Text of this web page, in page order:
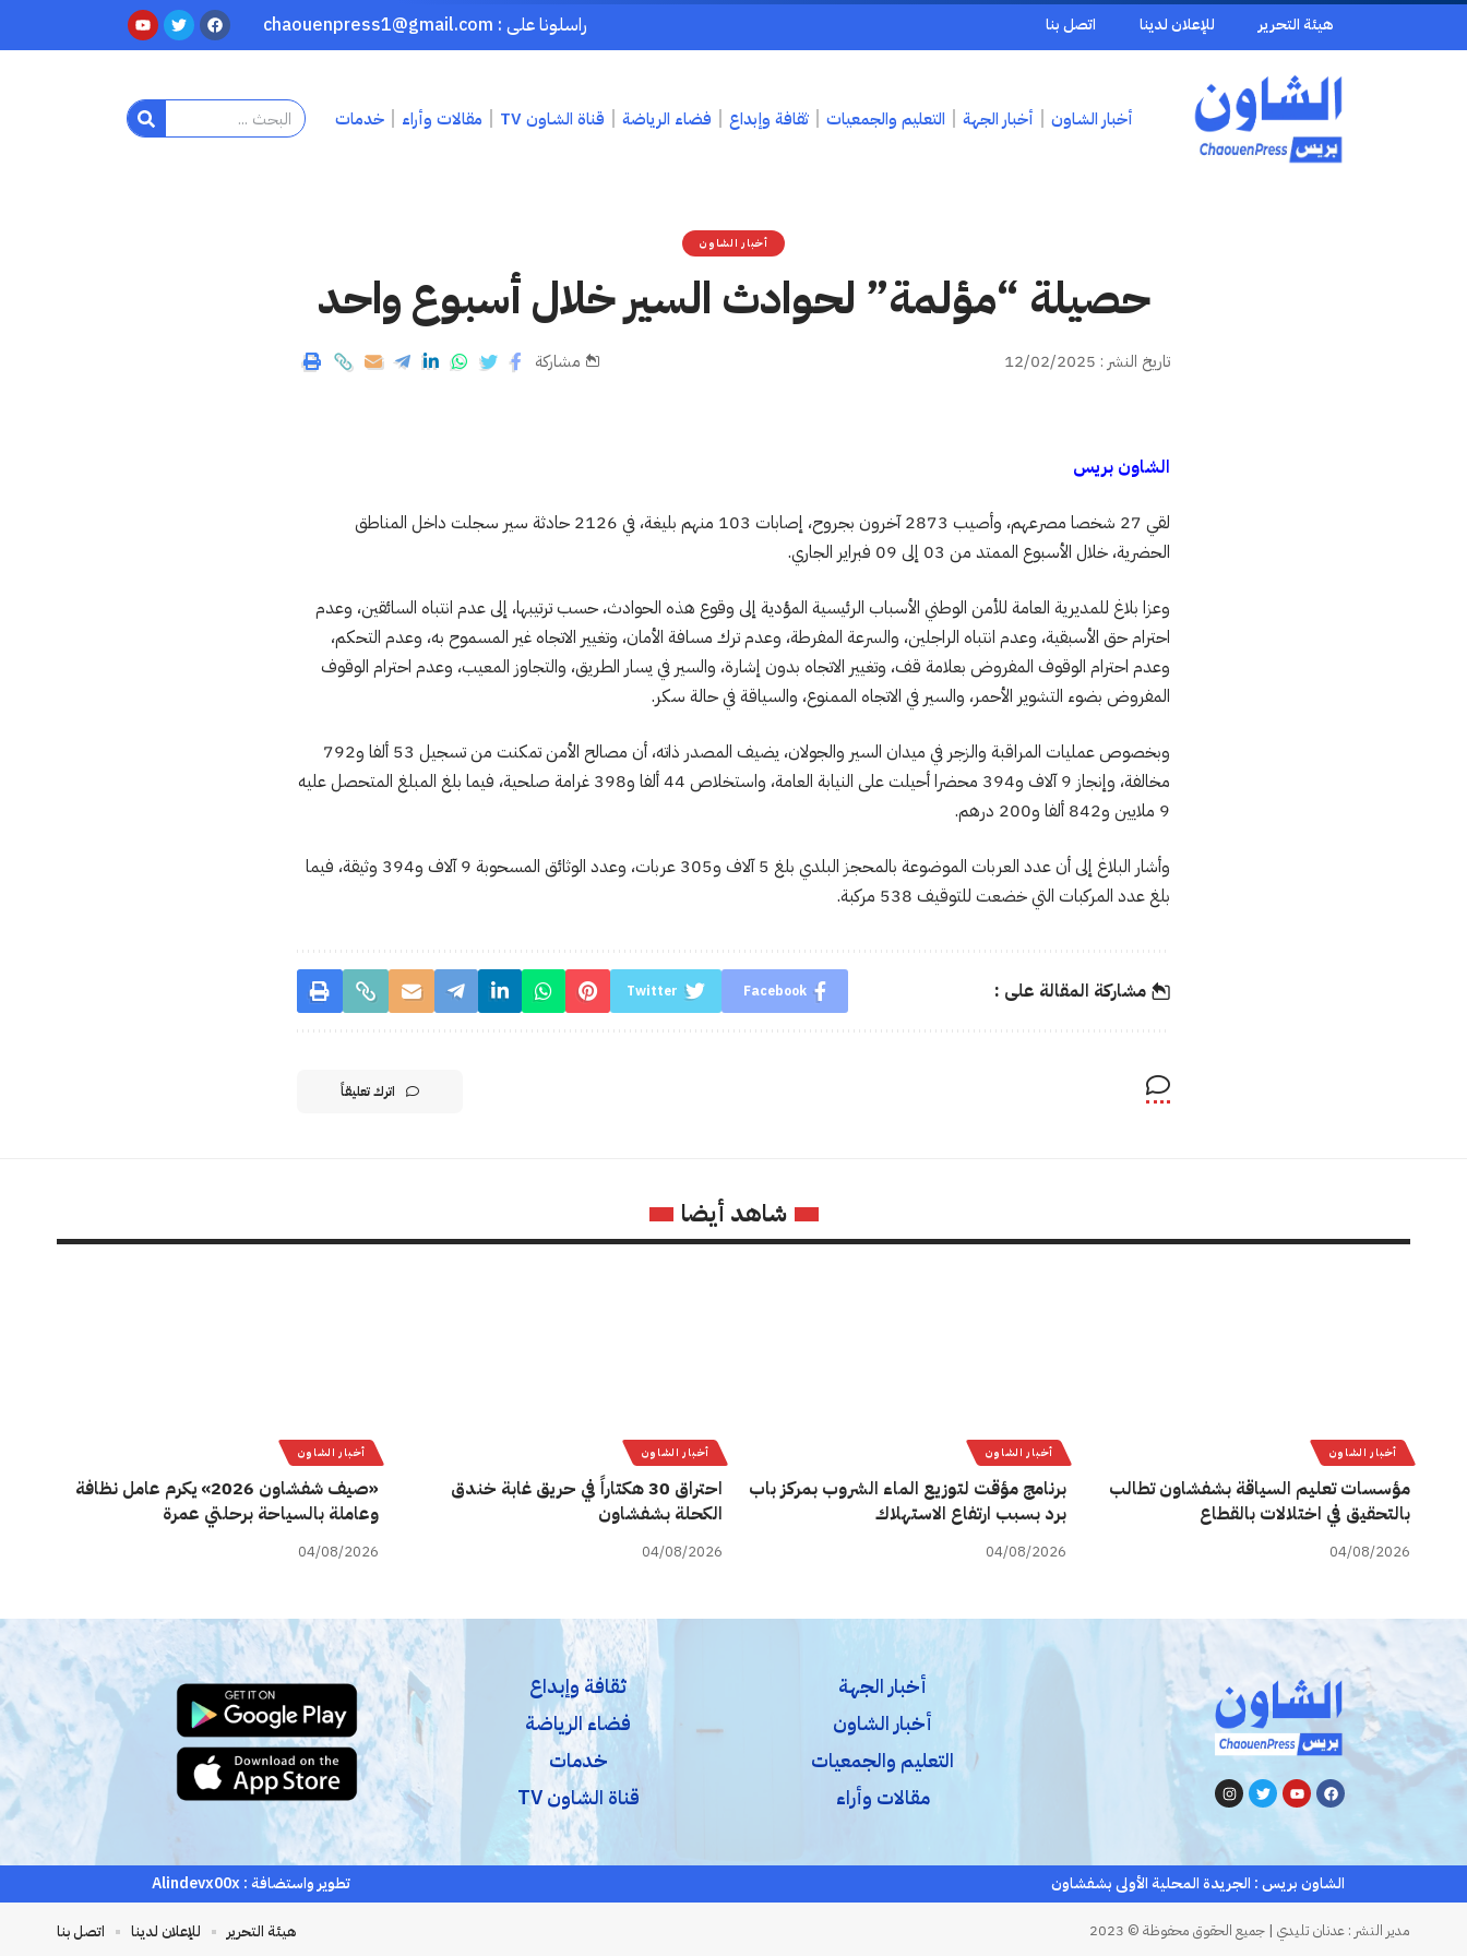
هيئة التحرير للإعلان لدينا اتصل بنا راسلونا على : chaouenpress1@gmail.com
أخبار الشاون أخبار الجهة التعليم والجمعيات ثقافة وإبداع فضاء الرياضة قناة الشاون TV مقالات وأراء خدمات
أخبار الشاون
حصيلة “مؤلمة” لحوادث السير خلال أسبوع واحد
تاريخ النشر : 12/02/2025 مشاركة
الشاون بريس
لقي 27 شخصا مصرعهم، وأصيب 2873 آخرون بجروح، إصابات 103 منهم بليغة، في 2126 حادثة سير سجلت داخل المناطق
الحضرية، خلال الأسبوع الممتد من 03 إلى 09 فبراير الجاري.
وعزا بلاغ للمديرية العامة للأمن الوطني الأسباب الرئيسية المؤدية إلى وقوع هذه الحوادث، حسب ترتيبها، إلى عدم انتباه السائقين، وعدم
احترام حق الأسبقية، وعدم انتباه الراجلين، والسرعة المفرطة، وعدم ترك مسافة الأمان، وتغيير الاتجاه غير المسموح به، وعدم التحكم،
وعدم احترام الوقوف المفروض بعلامة قف، وتغيير الاتجاه بدون إشارة، والسير في يسار الطريق، والتجاوز المعيب، وعدم احترام الوقوف
المفروض بضوء التشوير الأحمر، والسير في الاتجاه الممنوع، والسياقة في حالة سكر.
وبخصوص عمليات المراقبة والزجر في ميدان السير والجولان، يضيف المصدر ذاته، أن مصالح الأمن تمكنت من تسجيل 53 ألفا و792
مخالفة، وإنجاز 9 آلاف و394 محضرا أحيلت على النيابة العامة، واستخلاص 44 ألفا و398 غرامة صلحية، فيما بلغ المبلغ المتحصل عليه
9 ملايين و842 ألفا و200 درهم.
وأشار البلاغ إلى أن عدد العربات الموضوعة بالمحجز البلدي بلغ 5 آلاف و305 عربات، وعدد الوثائق المسحوبة 9 آلاف و394 وثيقة، فيما
بلغ عدد المركبات التي خضعت للتوقيف 538 مركبة.
مشاركة المقالة على : Facebook
Twitter
اترك تعليقاً
شاهد أيضا
أخبار الشاون
مؤسسات تعليم السياقة بشفشاون تطالب
بالتحقيق في اختلالات بالقطاع
04/08/2026
أخبار الشاون
برنامج مؤقت لتوزيع الماء الشروب بمركز باب
برد بسبب ارتفاع الاستهلاك
04/08/2026
أخبار الشاون
احتراق 30 هكتاراً في حريق غابة خندق
الكحلة بشفشاون
04/08/2026
أخبار الشاون
«صيف شفشاون 2026» يكرم عامل نظافة
وعاملة بالسياحة برحلتي عمرة
04/08/2026
أخبار الجهة
أخبار الشاون
التعليم والجمعيات
مقالات وأراء
ثقافة وإبداع
فضاء الرياضة
خدمات
قناة الشاون TV
الشاون بريس : الجريدة المحلية الأولى بشفشاون تطوير واستضافة : Alindevx00x
مدير النشر : عدنان تليدي | جميع الحقوق محفوظة © 2023 هيئة التحرير للإعلان لدينا اتصل بنا